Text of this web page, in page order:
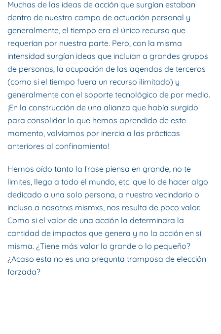
Muchas de las ideas de acción que surgían estaban
dentro de nuestro campo de actuación personal y
generalmente, el tiempo era el único recurso que
requerían por nuestra parte. Pero, con la misma
intensidad surgían ideas que incluían a grandes grupos
de personas, la ocupación de las agendas de terceros
(como si el tiempo fuera un recurso ilimitado) y
generalmente con el soporte tecnológico de por medio.
¡En la construcción de una alianza que había surgido
para consolidar lo que hemos aprendido de este
momento, volvíamos por inercia a las prácticas
anteriores al confinamiento!
Hemos oído tanto la frase piensa en grande, no te
limites, llega a todo el mundo, etc. que lo de hacer algo
dedicado a una solo persona, a nuestro vecindario o
incluso a nosotrxs mismxs, nos resulta de poco valor.
Como si el valor de una acción la determinara la
cantidad de impactos que genera y no la acción en sí
misma. ¿Tiene más valor lo grande o lo pequeño?
¿Acaso esta no es una pregunta tramposa de elección
forzada?